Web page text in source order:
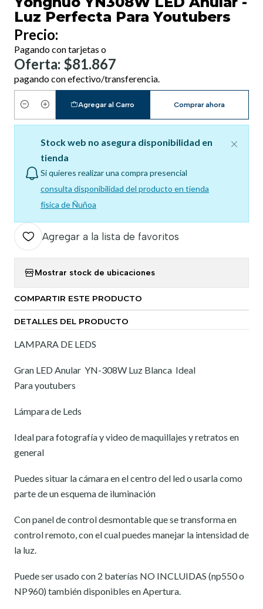
Luz Perfecta Para Youtubers
Precio:
Pagando con tarjetas o
Oferta: $81.867
pagando con efectivo/transferencia.
Cantidad
Agregar al Carro Comprar ahora
Stock web no asegura disponibilidad en
tienda
Si quieres realizar una compra presencial
consulta disponibilidad del producto en tienda
física de Ñuñoa
Agregar a la lista de favoritos
Mostrar stock de ubicaciones
COMPARTIR ESTE PRODUCTO
DETALLES DEL PRODUCTO
LAMPARA DE LEDS
Gran LED Anular YN-308W Luz Blanca Ideal
Para youtubers
Lámpara de Leds
Ideal para fotografía y video de maquillajes y retratos en
general
Puedes situar la cámara en el centro del led o usarla como
parte de un esquema de iluminación
Con panel de control desmontable que se transforma en
control remoto, con el cual puedes manejar la intensidad de
la luz.
Puede ser usado con 2 baterías NO INCLUIDAS (np550 o
NP960) también disponibles en Apertura.